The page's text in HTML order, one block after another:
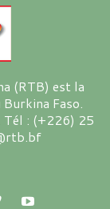
(RTB) est la
Faso.
Tél : (+226) 25